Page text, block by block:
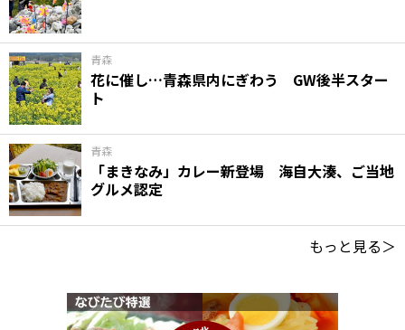
青森
花に催し…青森県内にぎわう GW後半スター
ト
青森
「まきなみ」カレー新登場 海自大湊、ご当地
グルメ認定
もっと見る＞